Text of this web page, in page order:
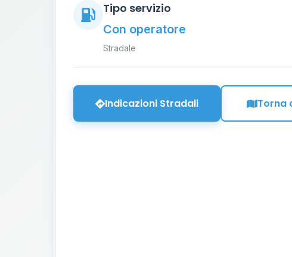
Tipo servizio
Con operatore
Stradale
Indicazioni Stradali Torna